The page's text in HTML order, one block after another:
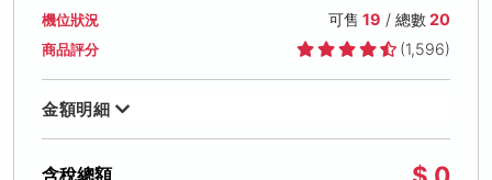
機位狀況 可售 19 / 總數20
商品評分 (1,596)
金額明細
含稅總額